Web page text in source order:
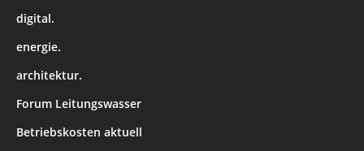
digital.
energie.
architektur.
Forum Leitungswasser
Betriebskosten aktuell